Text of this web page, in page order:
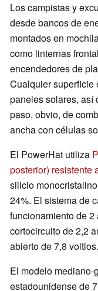
Los campistas y
desde bancos de
montados en
como linternas
encendedores de
Cualquier superficie
paneles solares, así
paso, obvio, de
ancha con células
El PowerHat utiliza
posterior) resistente
silicio
24%. El sistema de
funcionamiento de 2
cortocircuito de 2,2
abierto de 7,8 voltios.
El modelo mediano-
estadounidense de